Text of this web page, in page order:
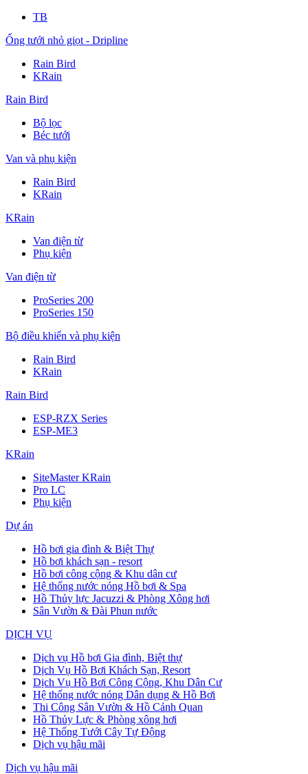
TB
Ống tưới nhỏ giọt - Dripline
Rain Bird
KRain
Rain Bird
Bộ lọc
Béc tưới
Van và phụ kiện
Rain Bird
KRain
KRain
Van điện từ
Phụ kiện
Van điện từ
ProSeries 200
ProSeries 150
Bộ điều khiển và phụ kiện
Rain Bird
KRain
Rain Bird
ESP-RZX Series
ESP-ME3
KRain
SiteMaster KRain
Pro LC
Phụ kiện
Dự án
Hồ bơi gia đình & Biệt Thự
Hồ bơi khách sạn - resort
Hồ bơi công cộng & Khu dân cư
Hệ thống nước nóng Hồ bơi & Spa
Hồ Thủy lực Jacuzzi & Phòng Xông hơi
Sân Vườn & Đài Phun nước
DỊCH VỤ
Dịch vụ Hồ bơi Gia đình, Biệt thự
Dịch Vụ Hồ Bơi Khách Sạn, Resort
Dịch Vụ Hồ Bơi Công Cộng, Khu Dân Cư
Hệ thống nước nóng Dân dụng & Hồ Bơi
Thi Công Sân Vườn & Hồ Cảnh Quan
Hồ Thủy Lực & Phòng xông hơi
Hệ Thống Tưới Cây Tự Động
Dịch vụ hậu mãi
Dịch vụ hậu mãi